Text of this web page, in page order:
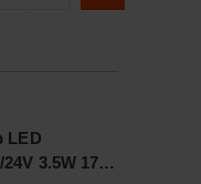
LED
3.5W 170